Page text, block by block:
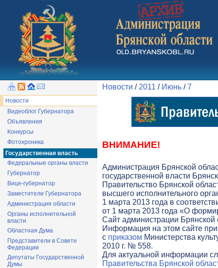
Новости
Видеоблог Губернатора
Объявления
Конкурсы
Фотохроника
Государственная власть
Федеральные органы власти
Губернатор
Вице-губернатор
Заместители Губернатора
Администрация области
Органы исполнительной
власти
Областная Дума
Представители в Совете
Федерации
Депутаты Государственной
Думы
Новости / 2011 / Июнь /7
ВНИМАНИЕ!
Администрация Брянской
государственной власти
Правительство Брянской
высшего исполнительного
1 марта 2013 года в
от 1 марта 2013 года «О
Cайт администрации Брянской
Информация на этом сайте
с приказом Министерства
2010 г. № 558.
Для актуальной информации
Правительства Брянской